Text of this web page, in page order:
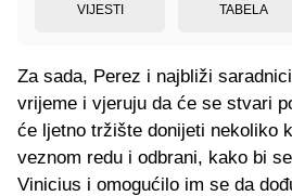
VIJESTI TABELA
Za sada, Perez i najbliži
vrijeme i vjeruju da će se stvari
će ljetno tržište donijeti nekoliko
veznom redu i odbrani, kako bi
Vinicius i omogućilo im se da